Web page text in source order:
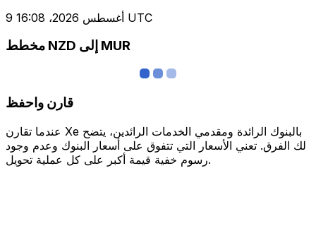
9 أغسطس 2026، 16:08 UTC
مخطط NZD إلى MUR
قارن واحفظ
عندما تقارن Xe بالبنوك الرائدة ومقدمي الخدمات الرائدين، يتضح
لك الفرق. تعني الأسعار التي تتفوق على أسعار البنوك وعدم وجود
رسوم خفية قيمة أكبر على كل عملية تحويل.